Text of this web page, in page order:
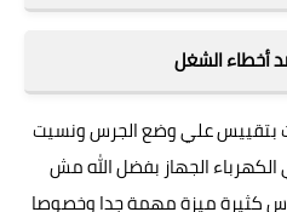
أخطاء الشغل
بتقييس علي وضع الجرس ونسيت
الجهاز بفضل الله مش
كثيرة ميزة مهمة جدا وخصوصا